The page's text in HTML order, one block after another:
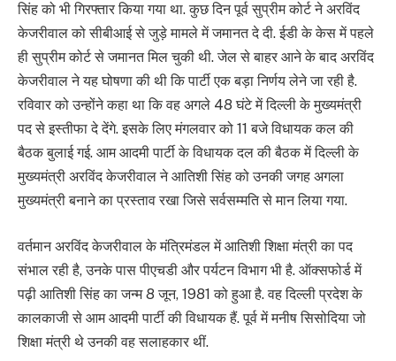
सिंह को भी गिरफ्तार किया गया था. कुछ दिन पूर्व सुप्रीम कोर्ट ने अरविंद
केजरीवाल को सीबीआई से जुड़े मामले में जमानत दे दी. ईडी के केस में पहले
ही सुप्रीम कोर्ट से जमानत मिल चुकी थी. जेल से बाहर आने के बाद अरविंद
केजरीवाल ने यह घोषणा की थी कि पार्टी एक बड़ा निर्णय लेने जा रही है.
रविवार को उन्होंने कहा था कि वह अगले 48 घंटे में दिल्ली के मुख्यमंत्री
पद से इस्तीफा दे देंगे. इसके लिए मंगलवार को 11 बजे विधायक कल की
बैठक बुलाई गई. आम आदमी पार्टी के विधायक दल की बैठक में दिल्ली के
मुख्यमंत्री अरविंद केजरीवाल ने आतिशी सिंह को उनकी जगह अगला
मुख्यमंत्री बनाने का प्रस्ताव रखा जिसे सर्वसम्मति से मान लिया गया.
वर्तमान अरविंद केजरीवाल के मंत्रिमंडल में आतिशी शिक्षा मंत्री का पद
संभाल रही है, उनके पास पीएचडी और पर्यटन विभाग भी है. ऑक्सफोर्ड में
पढ़ी आतिशी सिंह का जन्म 8 जून, 1981 को हुआ है. वह दिल्ली प्रदेश के
कालकाजी से आम आदमी पार्टी की विधायक हैं. पूर्व में मनीष सिसोदिया जो
शिक्षा मंत्री थे उनकी वह सलाहकार थीं.